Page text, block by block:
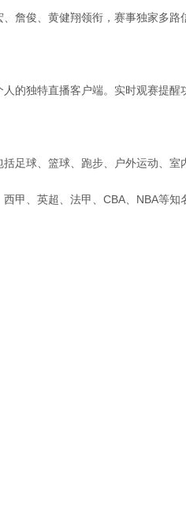
詹俊、黄健翔领衔，赛事独家多
的独特直播客户端。实时观赛提
足球、篮球、跑步、户外运动、室
甲、英超、法甲、CBA、NBA等